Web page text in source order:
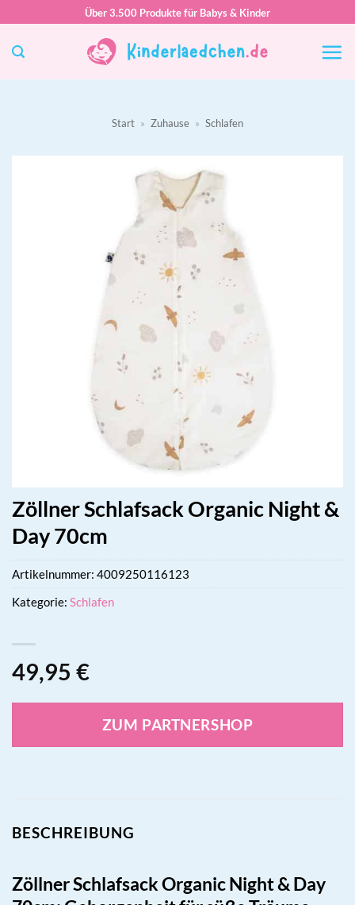
springen
Über 3.500 Produkte für Babys & Kinder
Start » Zuhause » Schlafen
Zöllner Schlafsack Organic Night &
Day 70cm
49,95 €
ZUM PARTNERSHOP
Artikelnummer: 4009250116123
Kategorie: Schlafen
BESCHREIBUNG
Zöllner Schlafsack Organic Night & Day